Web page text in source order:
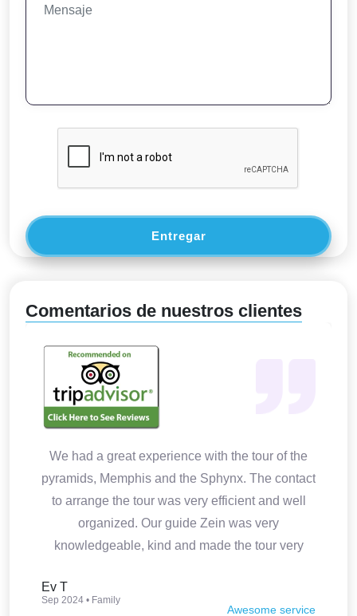
Entregar
Comentarios de nuestros clientes
We had a great experience with the tour of the
pyramids, Memphis and the Sphynx. The contact
to arrange the tour was very efficient and well
organized. Our guide Zein was very
knowledgeable, kind and made the tour very
Ev T
Sep 2024 • Family
Awesome service